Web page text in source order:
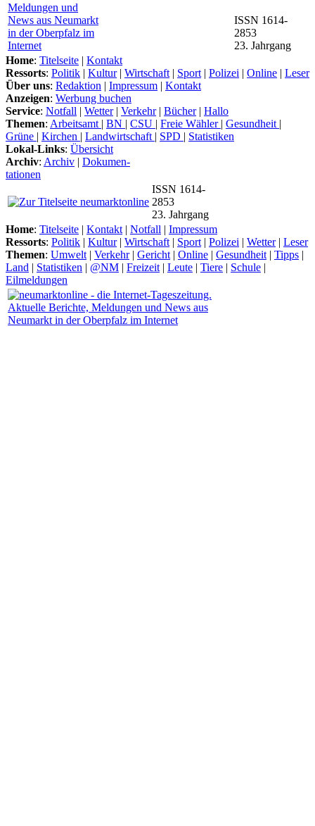
ISSN 1614-
2853
23. Jahrgang
Home: Titelseite | Kontakt
Ressorts: Politik | Kultur| Wirtschaft | Sport | Polizei | Online | Leser
Über uns: Redaktion | Impressum | Kontakt
Anzeigen: Werbung buchen
Service: Notfall | Wetter| Verkehr| Bücher| Hallo
Themen: Arbeitsamt | BN | CSU | Freie Wähler | Gesundheit |
Grüne | Kirchen | Landwirtschaft | SPD | Statistiken
Lokal-Links: Übersicht
Archiv: Archiv | Dokumen-
tationen
ISSN 1614-
2853
23. Jahrgang
Home: Titelseite | Kontakt | Notfall | Impressum
Ressorts: Politik | Kultur| Wirtschaft | Sport | Polizei | Wetter| Leser
Themen: Umwelt | Verkehr| Gericht | Online | Gesundheit | Tipps |
Land | Statistiken | @NM | Freizeit | Leute | Tiere | Schule |
Eilmeldungen